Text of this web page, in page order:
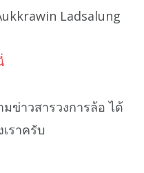
Ladsalung
ข่าวสารวงการล้อ ได้
ราครับ